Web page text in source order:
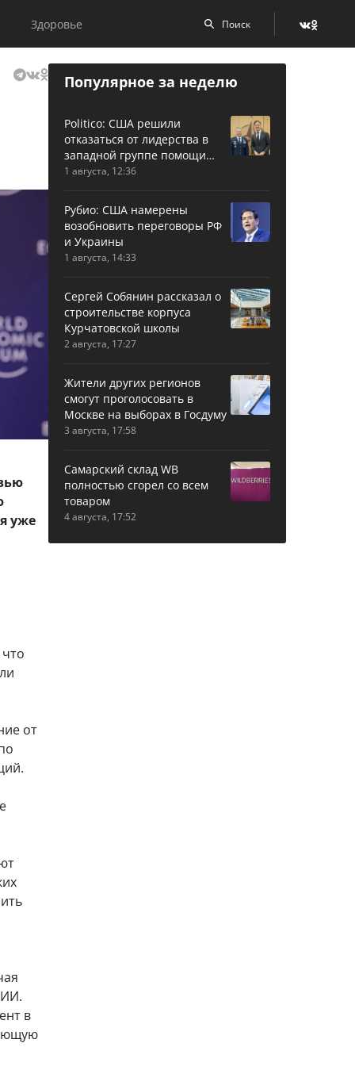
Здоровье
уже
от
в
Популярное за неделю
Politico: США решили
отказаться от лидерства в
западной группе помощи
Украине
1 августа, 12:36
Рубио: США намерены
возобновить переговоры РФ
и Украины
1 августа, 14:33
Сергей Собянин рассказал о
строительстве корпуса
Курчатовской школы
2 августа, 17:27
Жители других регионов
смогут проголосовать в
Москве на выборах в Госдуму
3 августа, 17:58
Самарский склад WB
полностью сгорел со всем
товаром
4 августа, 17:52